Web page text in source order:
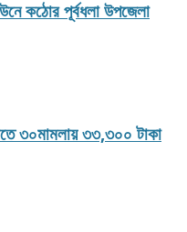
কঠোর পূর্বধলা উপজেলা
৩০মামলায় ৩৩,৩০০ টাকা